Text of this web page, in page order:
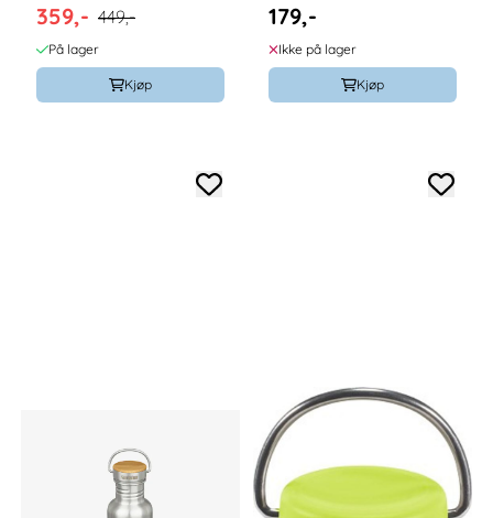
Stainless / Klean
Kanteen
359,- 449,-
På lager
Kjøp
Kanteen
179,-
Ikke på lager
Kjøp